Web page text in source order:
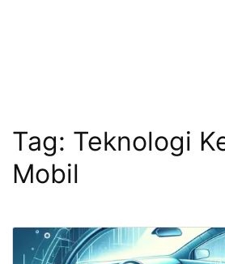
Tag: Teknologi
Mobil